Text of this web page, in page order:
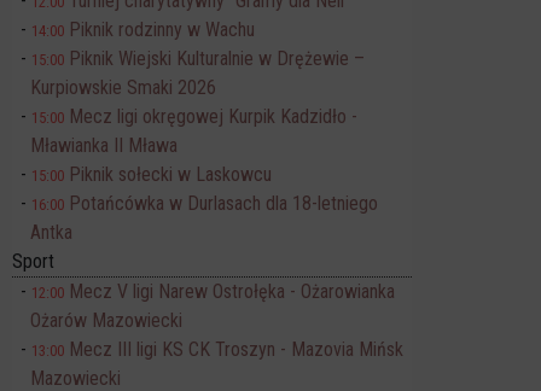
14:00 Piknik rodzinny w Wachu
15:00 Piknik Wiejski Kulturalnie w Drężewie –
Kurpiowskie Smaki 2026
15:00 Mecz ligi okręgowej Kurpik Kadzidło -
Mławianka II Mława
15:00 Piknik sołecki w Laskowcu
16:00 Potańcówka w Durlasach dla 18-letniego
Antka
Sport
12:00 Mecz V ligi Narew Ostrołęka - Ożarowianka
Ożarów Mazowiecki
13:00 Mecz III ligi KS CK Troszyn - Mazovia Mińsk
Mazowiecki